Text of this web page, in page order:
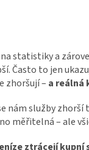
statistiky a
Často to jen
zhoršují – a reálná
nám služby
měřitelná – ale
ztrácejí kupní